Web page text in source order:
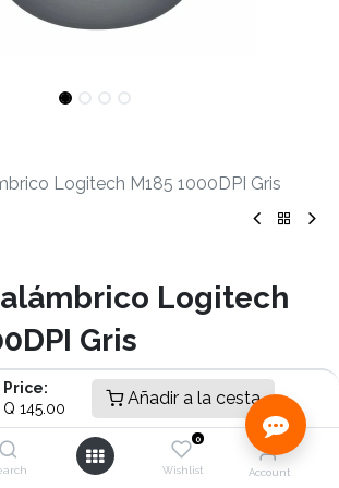
Price:
Q 145.00 Añadir a la cesta
0
Wishlist Account
Logitech M185 1000DPI Gris
Logitech
Gris
USB
1000 dpi
línea a línea